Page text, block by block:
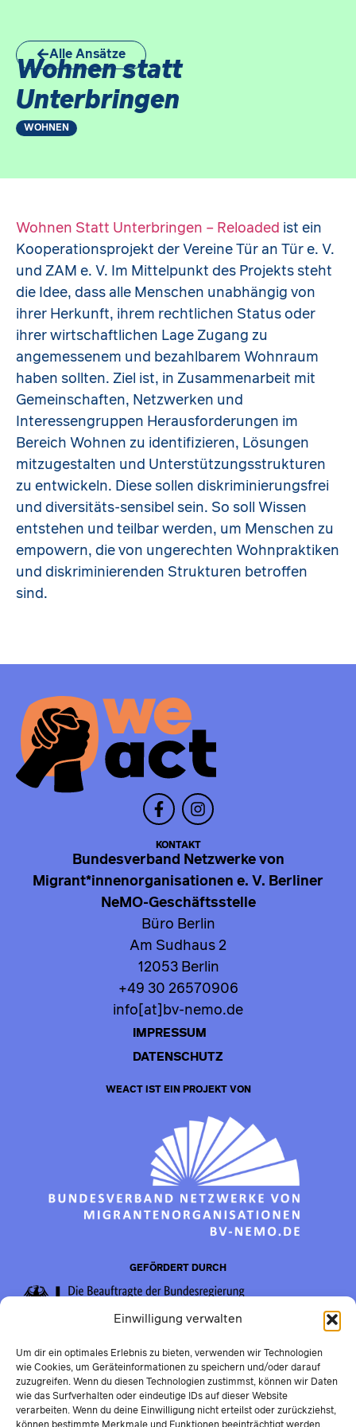
Einwilligung verwalten
Um dir ein optimales Erlebnis zu bieten, verwenden wir Technologien
wie Cookies, um Geräteinformationen zu speichern und/oder darauf
zuzugreifen. Wenn du diesen Technologien zustimmst, können wir Daten
wie das Surfverhalten oder eindeutige IDs auf dieser Website
verarbeiten. Wenn du deine Einwilligung nicht erteilst oder zurückziehst,
können bestimmte Merkmale und Funktionen beeinträchtigt werden.
Alle Ansätze
Wohnen statt
Unterbringen
WOHNEN
Wohnen Statt Unterbringen – Reloaded ist ein
Kooperationsprojekt der Vereine Tür an Tür e. V.
und ZAM e. V. Im Mittelpunkt des Projekts steht
die Idee, dass alle Menschen unabhängig von
ihrer Herkunft, ihrem rechtlichen Status oder
ihrer wirtschaftlichen Lage Zugang zu
angemessenem und bezahlbarem Wohnraum
haben sollten. Ziel ist, in Zusammenarbeit mit
Gemeinschaften, Netzwerken und
Interessengruppen Herausforderungen im
Bereich Wohnen zu identifizieren, Lösungen
mitzugestalten und Unterstützungsstrukturen
zu entwickeln. Diese sollen diskriminierungsfrei
und diversitäts-sensibel sein. So soll Wissen
entstehen und teilbar werden, um Menschen zu
empowern, die von ungerechten Wohnpraktiken
und diskriminierenden Strukturen betroffen
sind.
KONTAKT
Bundesverband Netzwerke von
Migrant*innenorganisationen e. V. Berliner
NeMO-Geschäftsstelle
Büro Berlin
Am Sudhaus 2
12053 Berlin
+49 30 26570906
info[at]bv-nemo.de
IMPRESSUM
DATENSCHUTZ
WEACT IST EIN PROJEKT VON
GEFÖRDERT DURCH